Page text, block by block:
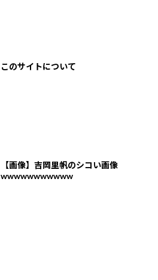
このサイトについて
【画像】吉岡里帆のシコい画像
wwwwwwwwwww